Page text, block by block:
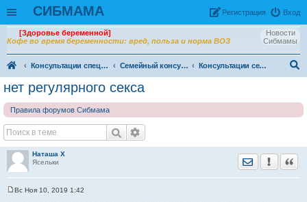
СИБМАМА Вход
Рeгиcтpaция
Новости
Сибмамы
[Здоровье беременной]
Кофе во время беременности: вред, польза и норма ВОЗ
Консультации специалистов Семейный консультант. Психолог Анна Бердникова
Консультации сексолога (18+)
нет регулярного секса
Правила форумов Сибмама
Наташа X
Ясельки
Отправить
Вс Ноя 10, 2019 1:42